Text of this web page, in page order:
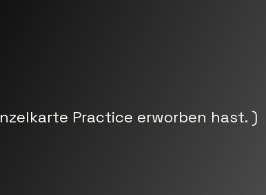
Practice erworben hast. )